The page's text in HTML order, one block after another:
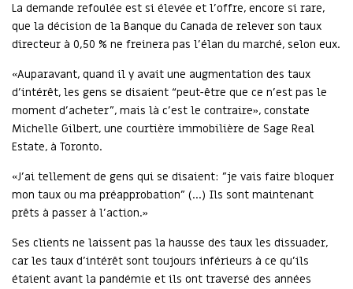
La demande refoulée est si élevée et l'offre, encore si rare,
que la décision de la Banque du Canada de relever son taux
directeur à 0,50 % ne freinera pas l'élan du marché, selon eux.
«Auparavant, quand il y avait une augmentation des taux
d'intérêt, les gens se disaient “peut-être que ce n'est pas le
moment d'acheter”, mais là c'est le contraire», constate
Michelle Gilbert, une courtière immobilière de Sage Real
Estate, à Toronto.
«J'ai tellement de gens qui se disaient: "je vais faire bloquer
mon taux ou ma préapprobation" (...) Ils sont maintenant
prêts à passer à l'action.»
Ses clients ne laissent pas la hausse des taux les dissuader,
car les taux d'intérêt sont toujours inférieurs à ce qu'ils
étaient avant la pandémie et ils ont traversé des années